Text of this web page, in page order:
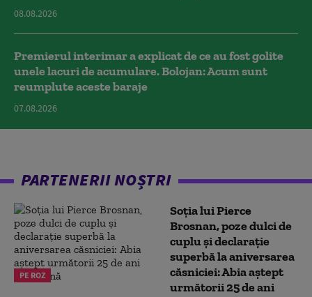
08.08.2026
Premierul interimar a explicat de ce au fost golite
unele lacuri de acumulare. Bolojan: Acum sunt
reumplute aceste baraje
07.08.2026
PARTENERII NOȘTRI
PE ROZ
Soția lui Pierce
Brosnan, poze dulci de
cuplu și declarație
superbă la aniversarea
căsniciei: Abia aștept
următorii 25 de ani